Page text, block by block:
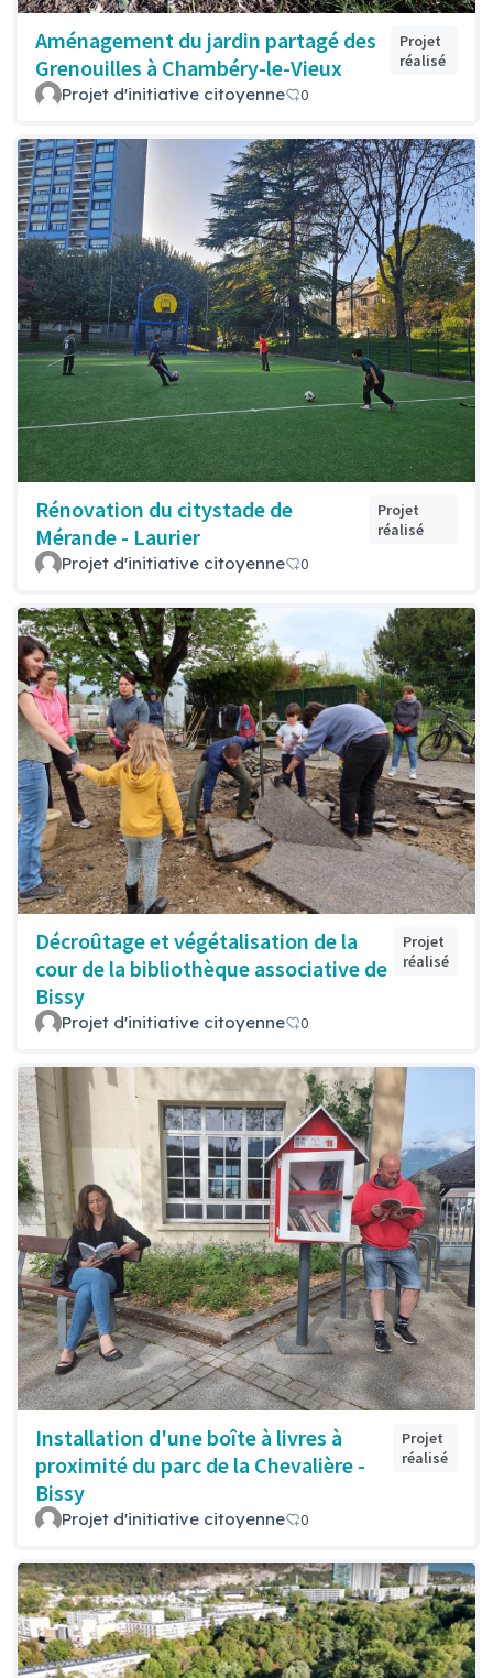
Aménagement du jardin partagé des
Grenouilles à Chambéry-le-Vieux
Projet
réalisé
Projet d'initiative citoyenne 0
Rénovation du citystade de
Mérande - Laurier
Projet
réalisé
Projet d'initiative citoyenne 0
Décroûtage et végétalisation de la
cour de la bibliothèque associative de
Bissy
Projet
réalisé
Projet d'initiative citoyenne 0
Installation d'une boîte à livres à
proximité du parc de la Chevalière -
Bissy
Projet
réalisé
Projet d'initiative citoyenne 0